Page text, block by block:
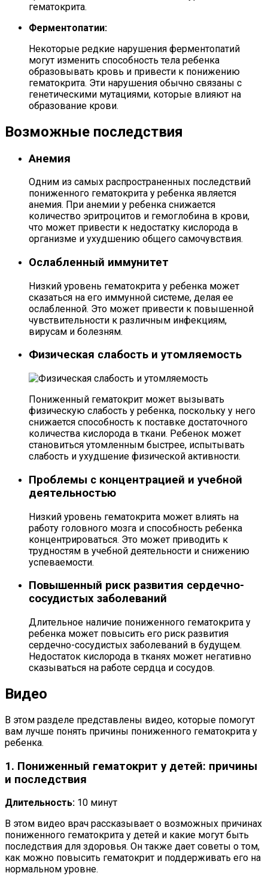
гематокрита.
Ферментопатии:
Некоторые редкие нарушения ферментопатий
могут изменить способность тела ребенка
образовывать кровь и привести к понижению
гематокрита. Эти нарушения обычно связаны с
генетическими мутациями, которые влияют на
образование крови.
Возможные последствия
Анемия
Одним из самых распространенных последствий
пониженного гематокрита у ребенка является
анемия. При анемии у ребенка снижается
количество эритроцитов и гемоглобина в крови,
что может привести к недостатку кислорода в
организме и ухудшению общего самочувствия.
Ослабленный иммунитет
Низкий уровень гематокрита у ребенка может
сказаться на его иммунной системе, делая ее
ослабленной. Это может привести к повышенной
чувствительности к различным инфекциям,
вирусам и болезням.
Физическая слабость и утомляемость
Пониженный гематокрит может вызывать
физическую слабость у ребенка, поскольку у него
снижается способность к поставке достаточного
количества кислорода в ткани. Ребенок может
становиться утомленным быстрее, испытывать
слабость и ухудшение физической активности.
Проблемы с концентрацией и учебной
деятельностью
Низкий уровень гематокрита может влиять на
работу головного мозга и способность ребенка
концентрироваться. Это может приводить к
трудностям в учебной деятельности и снижению
успеваемости.
Повышенный риск развития сердечно-
сосудистых заболеваний
Длительное наличие пониженного гематокрита у
ребенка может повысить его риск развития
сердечно-сосудистых заболеваний в будущем.
Недостаток кислорода в тканях может негативно
сказываться на работе сердца и сосудов.
Видео
В этом разделе представлены видео, которые помогут
вам лучше понять причины пониженного гематокрита у
ребенка.
1. Пониженный гематокрит у детей: причины
и последствия
Длительность: 10 минут
В этом видео врач рассказывает о возможных причинах
пониженного гематокрита у детей и какие могут быть
последствия для здоровья. Он также дает советы о том,
как можно повысить гематокрит и поддерживать его на
нормальном уровне.